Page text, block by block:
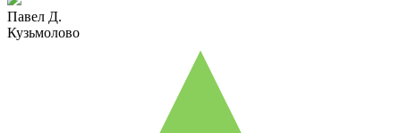
Павел Д.
Кузьмолово